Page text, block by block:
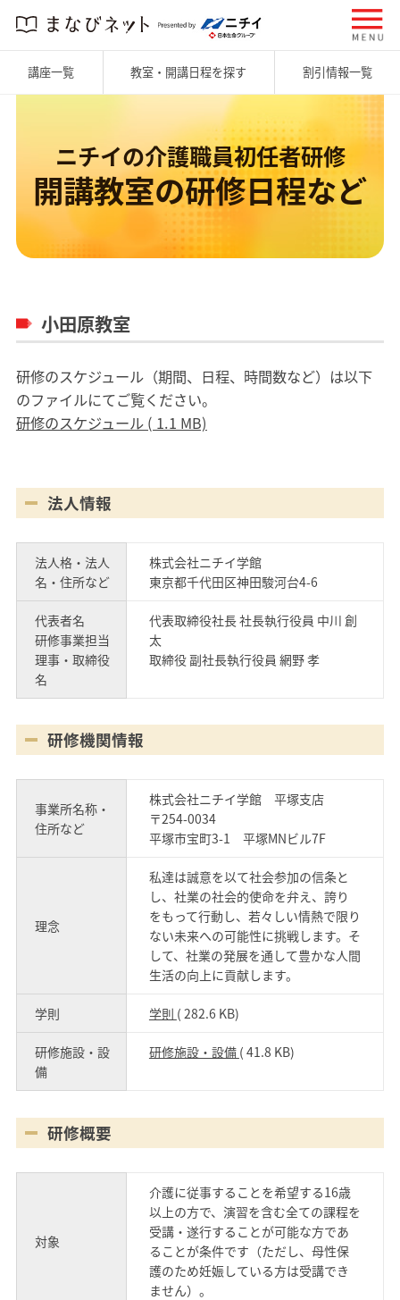
講座一覧 教室・開講日程を探す 割引情報一覧
ニチイの介護職員初任者研修
開講教室の研修日程など
小田原教室
研修のスケジュール（期間、日程、時間数など）は以下
のファイルにてご覧ください。
研修のスケジュール ( 1.1 MB)
法人情報
法人格・法人
名・住所など
株式会社ニチイ学館
東京都千代田区神田駿河台4-6
代表者名
研修事業担当
理事・取締役
名
代表取締役社長 社長執行役員 中川 創
太
取締役 副社長執行役員 網野 孝
研修機関情報
事業所名称・
住所など
株式会社ニチイ学館 平塚支店
〒254-0034
平塚市宝町3-1 平塚MNビル7F
理念
私達は誠意を以て社会参加の信条と
し、社業の社会的使命を弁え、誇り
をもって行動し、若々しい情熱で限り
ない未来への可能性に挑戦します。そ
して、社業の発展を通して豊かな人間
生活の向上に貢献します。
学則 学則 ( 282.6 KB)
研修施設・設
備
研修施設・設備 ( 41.8 KB)
研修概要
対象
介護に従事することを希望する16歳
以上の方で、演習を含む全ての課程を
受講・遂行することが可能な方であ
ることが条件です（ただし、母性保
護のため妊娠している方は受講でき
ません）。